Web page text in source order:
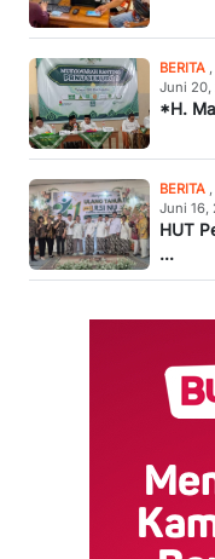
BERITA ,
Juni 20,
*H.
BERITA ,
Juni 16,
HUT
...